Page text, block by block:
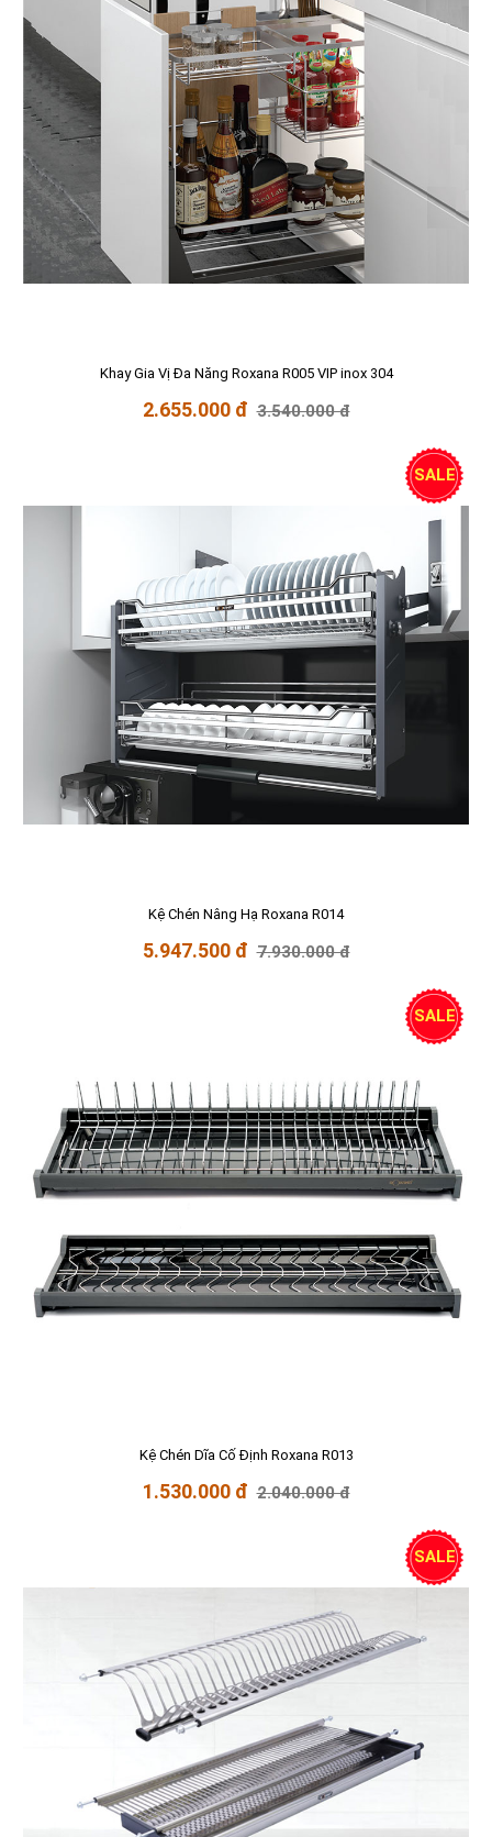
Khay Gia Vị Đa Năng Roxana R005 VIP inox 304
2.655.000 đ 3.540.000 đ
SALE
Kệ Chén Nâng Hạ Roxana R014
5.947.500 đ 7.930.000 đ
SALE
Kệ Chén Dĩa Cố Định Roxana R013
1.530.000 đ 2.040.000 đ
SALE